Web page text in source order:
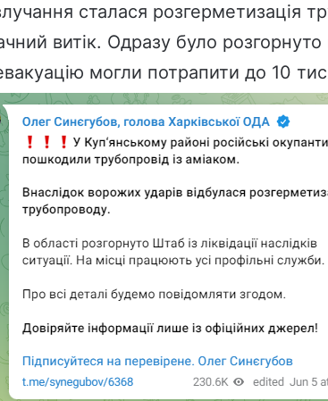
сталася розгерметизація
витік. Одразу було розгорнуто
могли потрапити до 10